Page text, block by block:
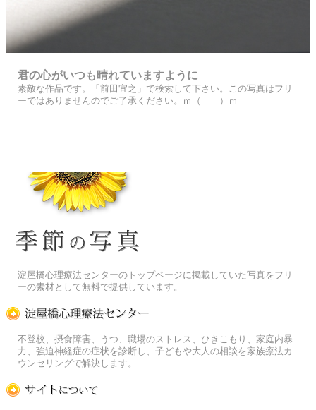
君の心がいつも晴れていますように
素敵な作品です。「前田宜之」で検索して下さい。この写真はフリ
ーではありませんのでご了承ください。ｍ（ ）ｍ
淀屋橋心理療法センターのトップページに掲載していた写真をフリ
ーの素材として無料で提供しています。
不登校、摂食障害、うつ、職場のストレス、ひきこもり、家庭内暴
力、強迫神経症の症状を診断し、子どもや大人の相談を家族療法カ
ウンセリングで解決します。